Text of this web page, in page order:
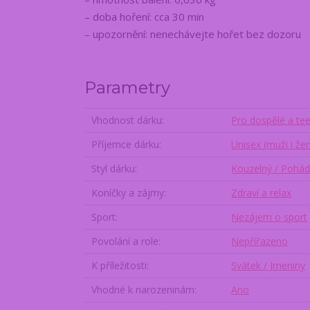
– doba hoření: cca 30 min
– upozornění: nenechávejte hořet bez dozoru
Parametry
Vhodnost dárku
Pro dospělé a
Příjemce dárku
Unisex (muži i
Styl dárku
Kouzelný /
Koníčky a zájmy
Zdraví a relax
Sport
Nezájem o sport
Povolání a role
Nepřířazeno
K příležitosti
Svátek / Jmeniny
Vhodné k narozeninám
Ano